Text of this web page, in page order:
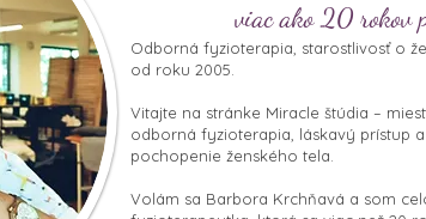
viac ako 20 rokov
Odborná fyzioterapia, starostlivosť o
od roku 2005.
Vitajte na stránke Miracle štúdia –
odborná fyzioterapia, láskavý prístup
pochopenie ženského tela.
Volám sa Barbora Krchňavá a som